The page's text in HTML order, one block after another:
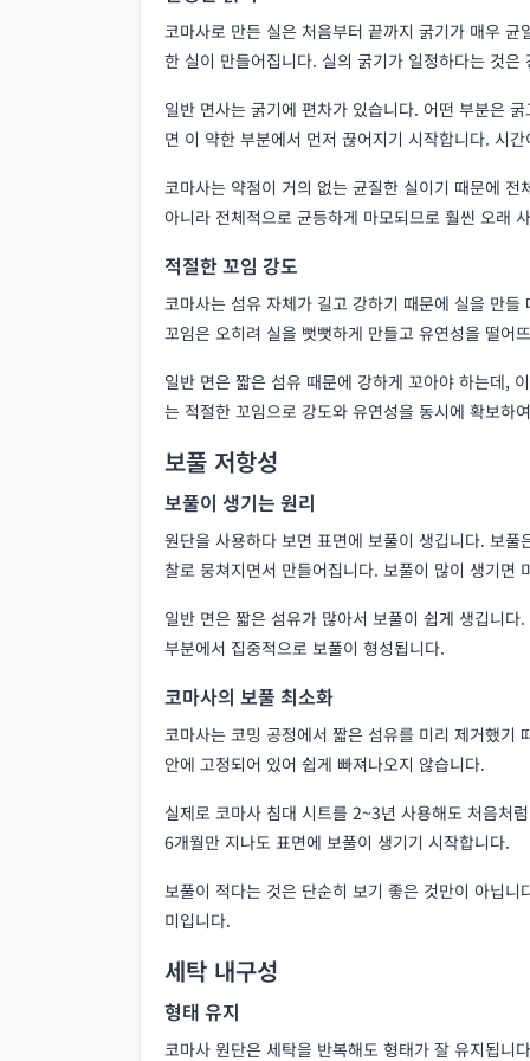
코마사로 만든 실은 처음부터 끝까지 굵기가 매우
한 실이 만들어집니다. 실의 굵기가 일정하다는 것은
일반 면사는 굵기에 편차가 있습니다. 어떤 부분은
면 이 약한 부분에서 먼저 끊어지기 시작합니다. 시
코마사는 약점이 거의 없는 균질한 실이기 때문에
아니라 전체적으로 균등하게 마모되므로 훨씬 오래
적절한 꼬임 강도
코마사는 섬유 자체가 길고 강하기 때문에 실을 만
꼬임은 오히려 실을 뻣뻣하게 만들고 유연성을 떨어
일반 면은 짧은 섬유 때문에 강하게 꼬아야 하는데,
는 적절한 꼬임으로 강도와 유연성을 동시에 확보하
보풀 저항성
보풀이 생기는 원리
원단을 사용하다 보면 표면에 보풀이 생깁니다. 보
찰로 뭉쳐지면서 만들어집니다. 보풀이 많이 생기면
일반 면은 짧은 섬유가 많아서 보풀이 쉽게 생깁니
부분에서 집중적으로 보풀이 형성됩니다.
코마사의 보풀 최소화
코마사는 코밍 공정에서 짧은 섬유를 미리 제거했기
안에 고정되어 있어 쉽게 빠져나오지 않습니다.
실제로 코마사 침대 시트를 2~3년 사용해도 처음처
6개월만 지나도 표면에 보풀이 생기기 시작합니다.
보풀이 적다는 것은 단순히 보기 좋은 것만이 아닙
미입니다.
세탁 내구성
형태 유지
코마사 원단은 세탁을 반복해도 형태가 잘 유지됩니